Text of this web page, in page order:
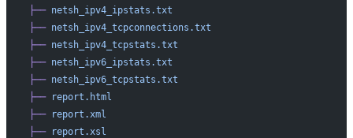
├── netsh_ipv4_ipstats.txt
├── netsh_ipv4_tcpconnections.txt
├── netsh_ipv4_tcpstats.txt
├── netsh_ipv6_ipstats.txt
├── netsh_ipv6_tcpstats.txt
├── report.html
├── report.xml
├── report.xsl